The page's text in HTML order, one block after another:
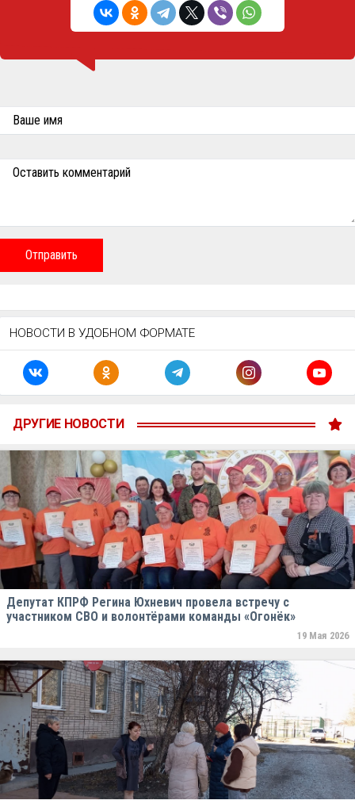
Ваше имя
Оставить комментарий
Отправить
НОВОСТИ В УДОБНОМ ФОРМАТЕ
ДРУГИЕ НОВОСТИ
Депутат КПРФ Регина Юхневич провела встречу с
участником СВО и волонтёрами команды «Огонёк»
19 Мая 2026